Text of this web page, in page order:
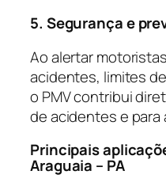
5. Segurança e
Ao alertar
acidentes, limites
o PMV contribui
de acidentes e
Principais
Araguaia – PA